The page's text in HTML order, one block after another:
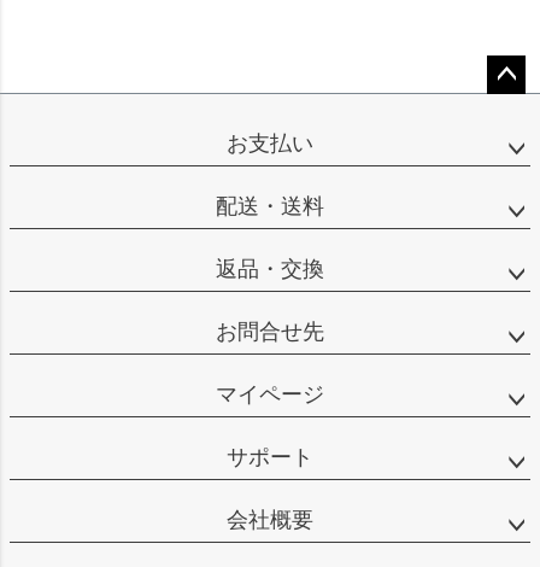
ップ
お支払い
配送・送料
返品・交換
お問合せ先
マイページ
サポート
会社概要